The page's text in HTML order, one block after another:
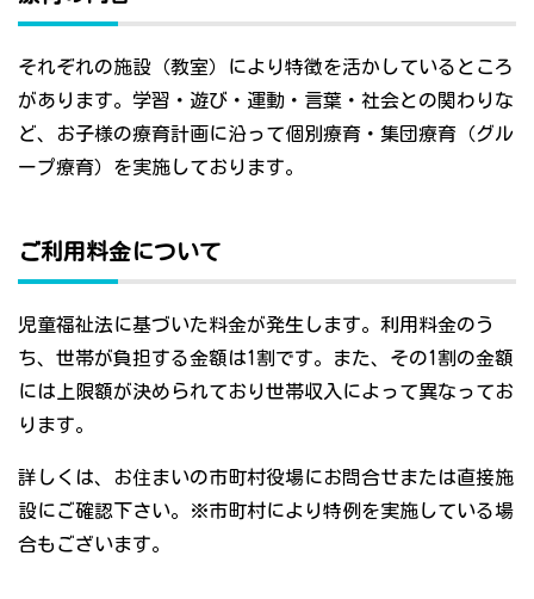
それぞれの施設（教室）により特徴を活かしているところ
があります。学習・遊び・運動・言葉・社会との関わりな
ど、お子様の療育計画に沿って個別療育・集団療育（グル
ープ療育）を実施しております。
ご利用料金について
児童福祉法に基づいた料金が発生します。利用料金のう
ち、世帯が負担する金額は1割です。また、その1割の金額
には上限額が決められており世帯収入によって異なってお
ります。
詳しくは、お住まいの市町村役場にお問合せまたは直接施
設にご確認下さい。※市町村により特例を実施している場
合もございます。